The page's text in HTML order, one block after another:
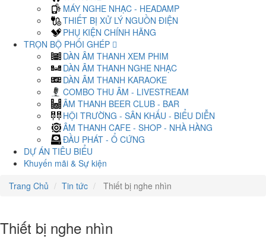
MÁY NGHE NHẠC - HEADAMP
THIẾT BỊ XỬ LÝ NGUỒN ĐIỆN
PHỤ KIỆN CHÍNH HÃNG
TRỌN BỘ PHỐI GHÉP
DÀN ÂM THANH XEM PHIM
DÀN ÂM THANH NGHE NHẠC
DÀN ÂM THANH KARAOKE
COMBO THU ÂM - LIVESTREAM
ÂM THANH BEER CLUB - BAR
HỘI TRƯỜNG - SÂN KHẤU - BIỂU DIỄN
ÂM THANH CAFE - SHOP - NHÀ HÀNG
ĐẦU PHÁT - Ổ CỨNG
DỰ ÁN TIÊU BIỂU
Khuyến mãi & Sự kiện
Trang Chủ
Tin tức Thiết bị nghe nhìn
Thiết bị nghe nhìn